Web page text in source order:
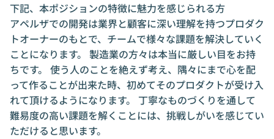
下記、本ポジションの特徴に魅力を感じられる方
アペルザでの開発は業界と顧客に深い理解を持つプロダク
トオーナーのもとで、チームで様々な課題を解決していく
ことになります。 製造業の方々は本当に厳しい目をお持
ちです。 使う人のことを絶えず考え、隅々にまで心を配
って作ることが出来た時、初めてそのプロダクトが受け入
れて頂けるようになります。 丁寧なものづくりを通して
難易度の高い課題を解くことには、挑戦しがいを感じてい
ただけると思います。